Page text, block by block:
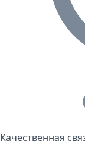
Качественная